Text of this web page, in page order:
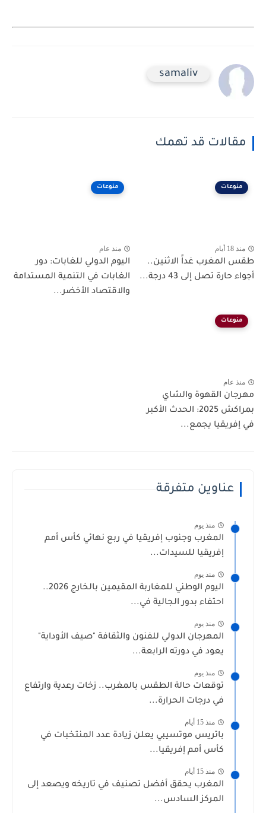
samaliv
مقالات قد تهمك
منوعات
منذ 18 أيام
طقس المغرب غداً الاثنين..
أجواء حارة تصل إلى 43 درجة...
منوعات
منذ عام
اليوم الدولي للغابات: دور
الغابات في التنمية المستدامة
والاقتصاد الأخضر...
منوعات
منذ عام
مهرجان القهوة والشاي
بمراكش 2025: الحدث الأكبر
في إفريقيا يجمع...
عناوين متفرقة
منذ يوم
المغرب وجنوب إفريقيا في ربع نهائي كأس أمم
إفريقيا للسيدات...
منذ يوم
اليوم الوطني للمغاربة المقيمين بالخارج 2026..
احتفاء بدور الجالية في...
منذ يوم
المهرجان الدولي للفنون والثقافة "صيف الأوداية"
يعود في دورته الرابعة...
منذ يوم
توقعات حالة الطقس بالمغرب.. زخات رعدية وارتفاع
في درجات الحرارة...
منذ 15 أيام
باتريس موتسيبي يعلن زيادة عدد المنتخبات في
كأس أمم إفريقيا...
منذ 15 أيام
المغرب يحقق أفضل تصنيف في تاريخه ويصعد إلى
المركز السادس...